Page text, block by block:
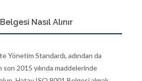
Nasıl Alınır
Yönetim Standardı, adından da
son 2015 yılında maddelerinde